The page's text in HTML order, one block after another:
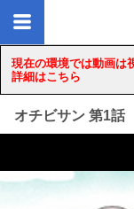
現在の環境では動画は
詳細はこちら
オチビサン 第1話